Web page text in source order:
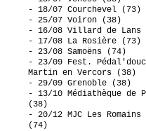
- 18/07 Courchevel (73)
- 25/07 Voiron (38)
- 16/08 Villard de Lans
- 17/08 La Rosière (73)
- 23/08 Samoëns (74)
- 23/09 Fest.
Martin en Vercors (38)
- 29/09 Grenoble (38)
- 13/10 Médiathèque de
(38)
- 20/12 MJC Les Romains
(74)